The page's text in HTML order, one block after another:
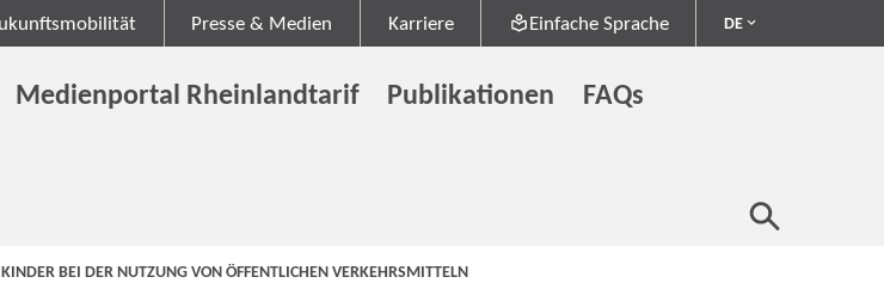
Presse & Medien Karriere Einfache Sprache DE
Medienportal Rheinlandtarif Publikationen
FAQs
BEI DER NUTZUNG VON ÖFFENTLICHEN VERKEHRSMITTELN